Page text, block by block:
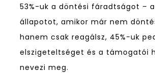
53%-uk a döntési fáradtságot –
állapotot, amikor már nem
hanem csak reagálsz, 45%-uk
elszigeteltséget és a támogatói
nevezi meg.